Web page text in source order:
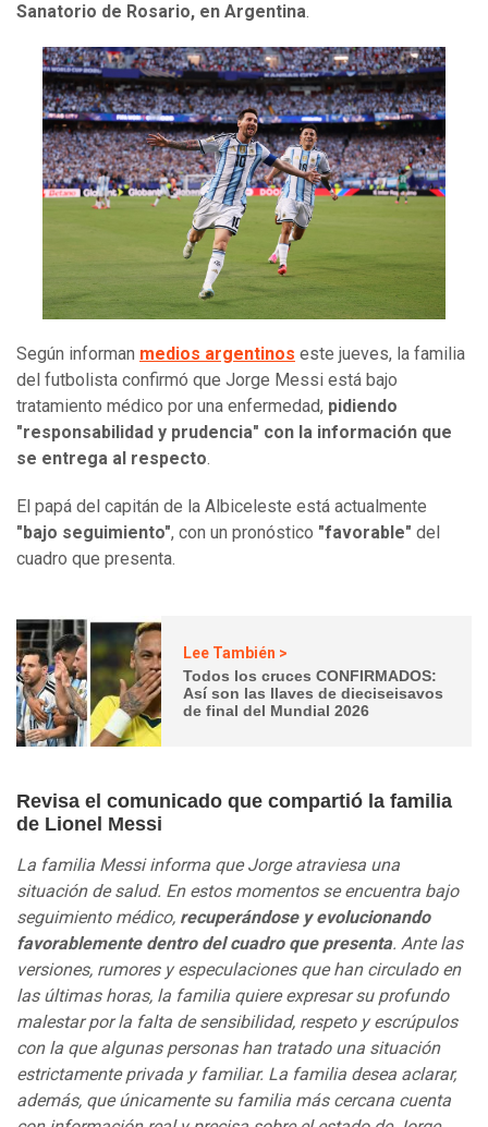
Sanatorio de Rosario, en Argentina.
Según informan medios argentinos este jueves, la familia
del futbolista confirmó que Jorge Messi está bajo
tratamiento médico por una enfermedad, pidiendo
"responsabilidad y prudencia" con la información que
se entrega al respecto.
El papá del capitán de la Albiceleste está actualmente
"bajo seguimiento", con un pronóstico "favorable" del
cuadro que presenta.
Lee También >
Todos los cruces CONFIRMADOS:
Así son las llaves de dieciseisavos
de final del Mundial 2026
Revisa el comunicado que compartió la familia
de Lionel Messi
La familia Messi informa que Jorge atraviesa una
situación de salud. En estos momentos se encuentra bajo
seguimiento médico, recuperándose y evolucionando
favorablemente dentro del cuadro que presenta. Ante las
versiones, rumores y especulaciones que han circulado en
las últimas horas, la familia quiere expresar su profundo
malestar por la falta de sensibilidad, respeto y escrúpulos
con la que algunas personas han tratado una situación
estrictamente privada y familiar. La familia desea aclarar,
además, que únicamente su familia más cercana cuenta